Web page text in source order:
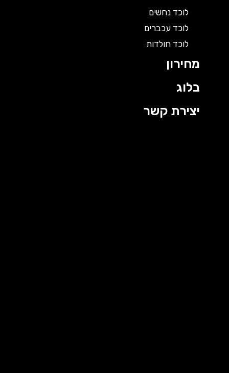
לוכד נחשים
לוכד עכברים
לוכד חולדות
מחירון
בלוג
יצירת קשר